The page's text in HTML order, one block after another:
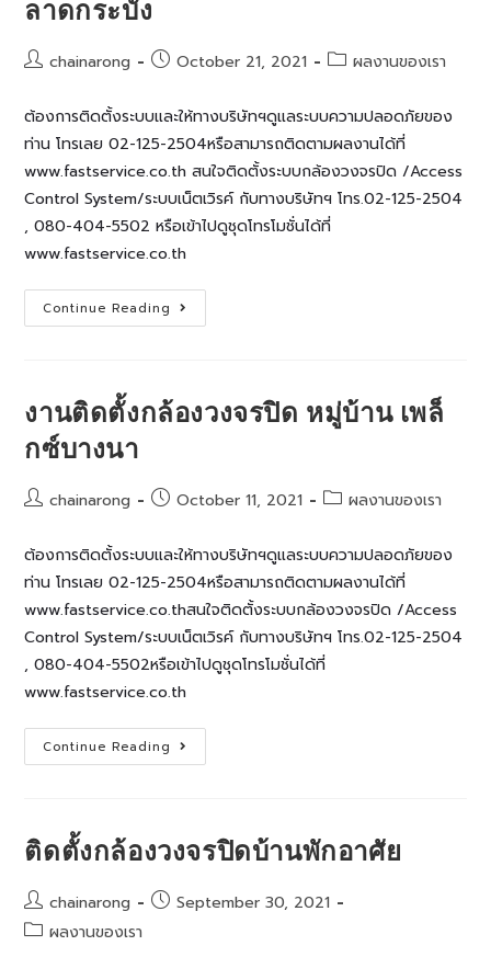
ลาดกระบัง
Postchainarong
PostOctober 21, 2021
Postผลงานของเรา
ต้องการติดตั้งระบบและให้ทางบริษัทฯดูแลระบบความปลอดภัยของ
ท่าน โทรเลย 02-125-2504หรือสามารถติดตามผลงานได้ที่
www.fastservice.co.th สนใจติดตั้งระบบกล้องวงจรปิด /Access
Control System/ระบบเน็ตเวิรค์ กับทางบริษัทฯ โทร.02-125-2504
, 080-404-5502 หรือเข้าไปดูชุดโทรโมชั่นได้ที่
www.fastservice.co.th
Continue Reading ติด
ตั้ง
แก้ว-
ลาดกระบัง
งานติดตั้งกล้องวงจรปิด หมู่บ้าน เพล็
กซ์บางนา
Postchainarong
PostOctober 11, 2021
Postผลงานของเรา
ต้องการติดตั้งระบบและให้ทางบริษัทฯดูแลระบบความปลอดภัยของ
ท่าน โทรเลย 02-125-2504หรือสามารถติดตามผลงานได้ที่
www.fastservice.co.thสนใจติดตั้งระบบกล้องวงจรปิด /Access
Control System/ระบบเน็ตเวิรค์ กับทางบริษัทฯ โทร.02-125-2504
, 080-404-5502หรือเข้าไปดูชุดโทรโมชั่นได้ที่
www.fastservice.co.th
Continue Reading งาน
ติด
กซ์
ติดตั้งกล้องวงจรปิดบ้านพักอาศัย
Post
author:
chainarong
PostSeptember 30, 2021
Postผลงานของเรา